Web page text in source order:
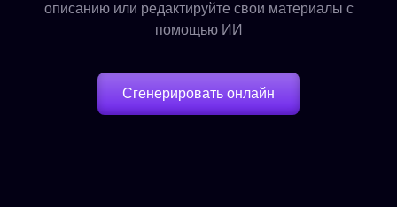
описанию или редактируйте свои материалы с
помощью ИИ
Сгенерировать онлайн